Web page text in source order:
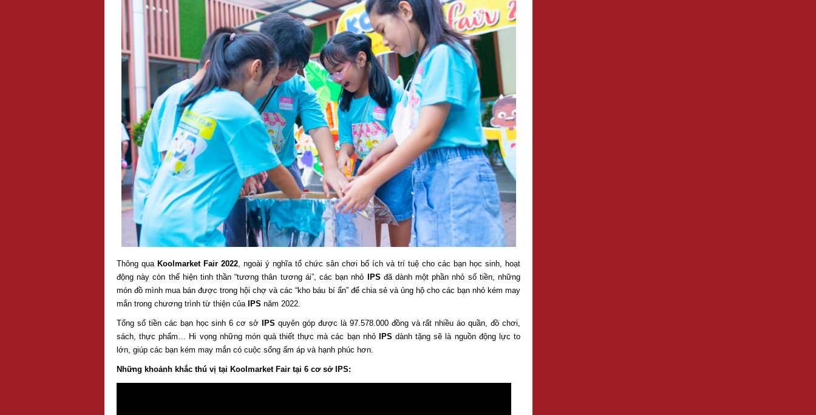
Thông qua Koolmarket Fair 2022 , ngoài ý nghĩa tổ chức sân chơi bổ ích và trí tuệ cho các bạn học sinh, hoạt
động này còn thể hiện tinh thần “tương thân tương ái”, các bạn nhỏ IPS đã dành một phần nhỏ số tiền, những
món đồ mình mua bán được trong hội chợ và các “kho báu bí ẩn” để chia sẻ và ủng hộ cho các bạn nhỏ kém may
mắn trong chương trình từ thiện của IPS năm 2022.
Tổng số tiền các bạn học sinh 6 cơ sở IPS quyên góp được là 97.578.000 đồng và rất nhiều áo quần, đồ chơi,
sách, thực phẩm… Hi vọng những món quà thiết thực mà các bạn nhỏ
IPS dành tặng sẽ là nguồn động lực to
lớn, giúp các bạn kém may mắn có cuộc sống ấm áp và hạnh phúc hơn.
Những khoảnh khắc thú vị tại Koolmarket Fair tại 6 cơ sở IPS: